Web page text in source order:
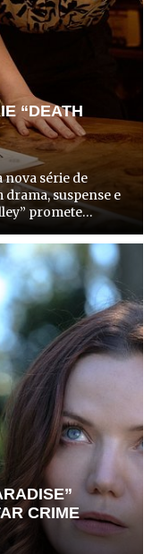
“DEATH
nova série de
drama, suspense e
promete
rural do País de
CRIME